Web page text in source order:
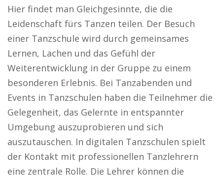
Hier findet man Gleichgesinnte, die die
Leidenschaft fürs Tanzen teilen. Der Besuch
einer Tanzschule wird durch gemeinsames
Lernen, Lachen und das Gefühl der
Weiterentwicklung in der Gruppe zu einem
besonderen Erlebnis. Bei Tanzabenden und
Events in Tanzschulen haben die Teilnehmer die
Gelegenheit, das Gelernte in entspannter
Umgebung auszuprobieren und sich
auszutauschen. In digitalen Tanzschulen spielt
der Kontakt mit professionellen Tanzlehrern
eine zentrale Rolle. Die Lehrer können die